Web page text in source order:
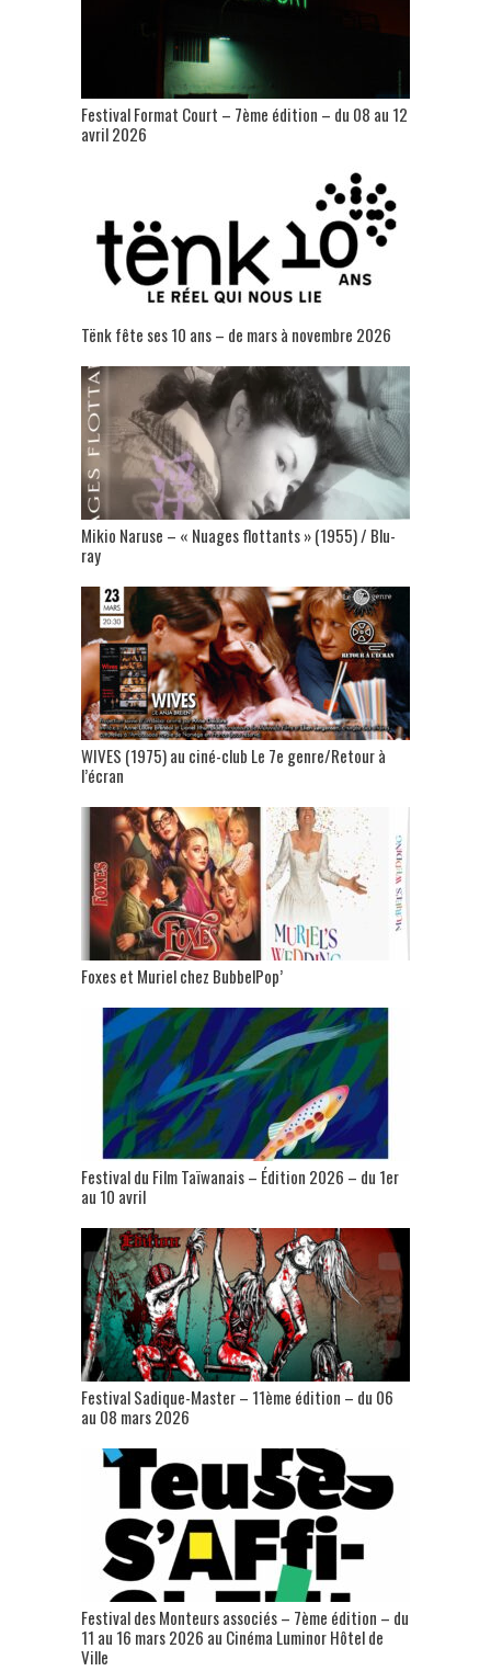
Festival Format Court – 7ème édition – du 08 au 12
avril 2026
Tënk fête ses 10 ans – de mars à novembre 2026
Mikio Naruse – « Nuages flottants » (1955) / Blu-
ray
WIVES (1975) au ciné-club Le 7e genre/Retour à
l’écran
Foxes et Muriel chez BubbelPop’
Festival du Film Taïwanais – Édition 2026 – du 1er
au 10 avril
Festival Sadique-Master – 11ème édition – du 06
au 08 mars 2026
Festival des Monteurs associés – 7ème édition – du
11 au 16 mars 2026 au Cinéma Luminor Hôtel de
Ville